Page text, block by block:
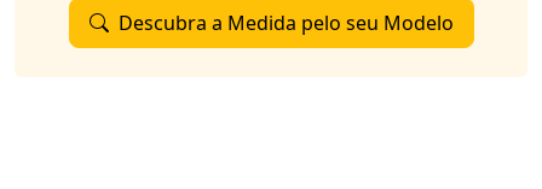
Descubra a Medida pelo seu Modelo